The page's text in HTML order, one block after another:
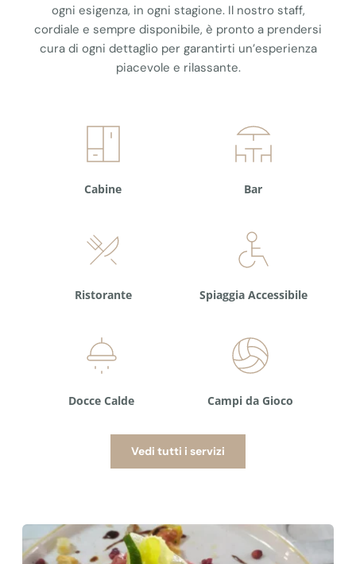
ogni esigenza, in ogni stagione. Il nostro staff,
cordiale e sempre disponibile, è pronto a prendersi
cura di ogni dettaglio per garantirti un’esperienza
piacevole e rilassante.
Cabine Bar
Ristorante Spiaggia Accessibile
Docce Calde Campi da Gioco
Vedi tutti i servizi